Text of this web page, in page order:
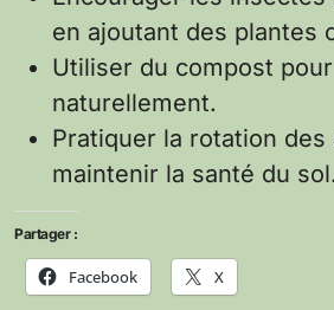
en ajoutant des plantes
Utiliser du compost
naturellement.
Pratiquer la rotation
maintenir la santé du sol.
Partager :
Facebook X